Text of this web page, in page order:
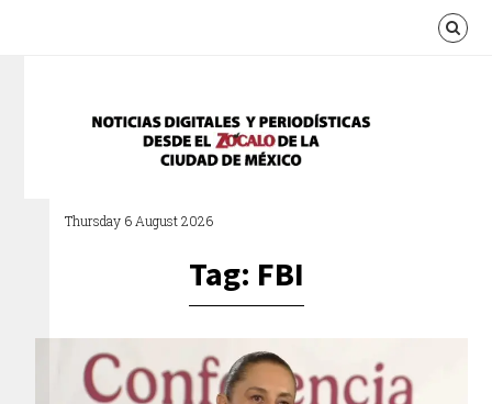
Thursday 6 August 2026
Tag: FBI